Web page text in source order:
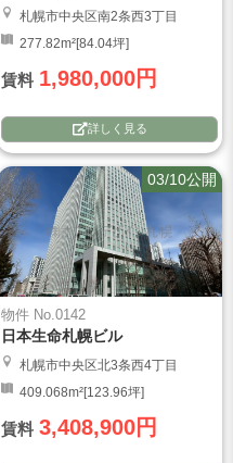
札幌市中央区南2条西3丁目
277.82m²[84.04坪]
賃料 1,980,000円
詳しく見る
物件 No.0142
03/10公開
日本生命札幌ビル
札幌市中央区北3条西4丁目
409.068m²[123.96坪]
賃料 3,408,900円